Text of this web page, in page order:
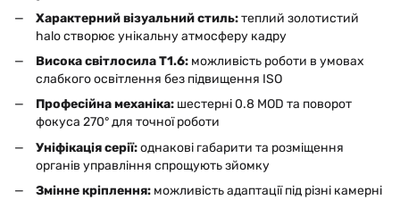
Характерний візуальний стиль:теплий золотистий
halo створює унікальну атмосферу кадру
Висока світлосила T1.6: можливість роботи в умовах
слабкого освітлення без підвищення ISO
Професійна механіка: шестерні 0.8 MOD та поворот
фокуса 270° для точної роботи
Уніфікація серії:однакові габарити та розміщення
органів управління спрощують зйомку
Змінне кріплення: можливість адаптації під різні камерні